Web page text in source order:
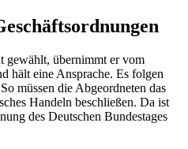
gewählt, übernimmt er vom
hält eine Ansprache. Es folgen
müssen die Abgeordneten das
Handeln beschließen. Da ist
des Deutschen Bundestages